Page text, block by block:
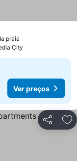
praia
City
Ver preços
Partilhar